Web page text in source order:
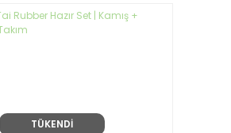
TÜKENDİ